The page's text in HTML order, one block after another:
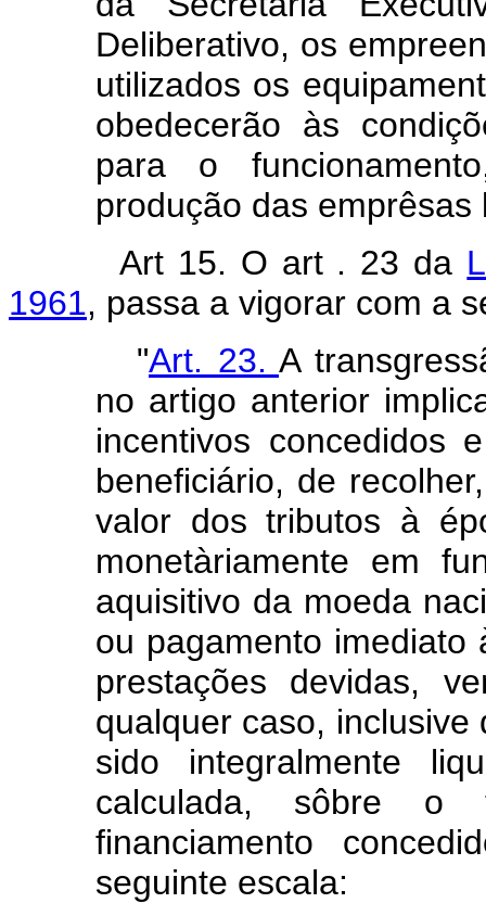
Deliberativo, os
utilizados os
obedecerão às
para o
produção das emprêsas
Art 15. O art . 23 da
1961, passa a vigorar com a
"Art. 23. A
no artigo anterior
incentivos concedidos
beneficiário, de
valor dos tributos à
monetàriamente em
aquisitivo da moeda
ou pagamento imediato
prestações devidas,
qualquer caso,
sido integralmente
calculada, sôbre
financiamento
seguinte escala: